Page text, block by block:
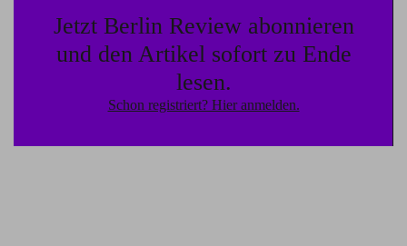
Anerkennung anderer angewiesen ist. Gleichzeitig aber
formt es Singularität über die Intensivierung der eigenen
ästhetischen Erfahrung. Es ist eine Emanzipation der
Gefühle, deren sozialer Gehalt es ist, sich vordergründig
Jetzt Berlin Review abonnieren
und den Artikel sofort zu Ende
lesen.
Schon registriert? Hier anmelden.